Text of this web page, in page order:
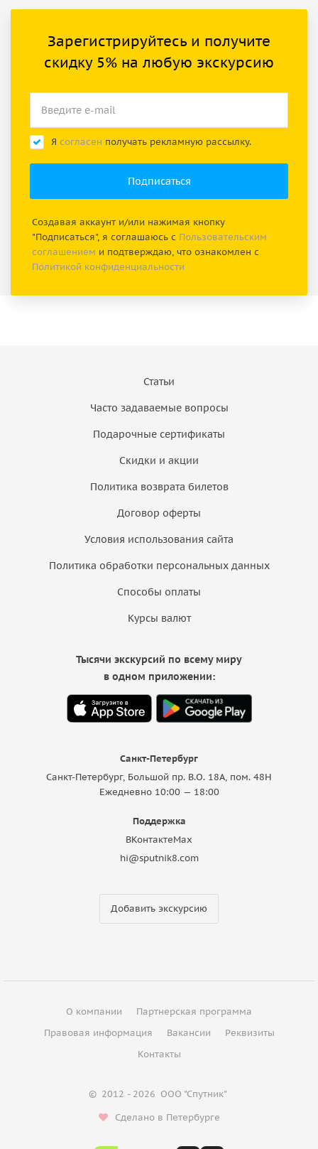
Зарегистрируйтесь и получите
скидку 5% на любую экскурсию
Я согласен получать рекламную рассылку.
Создавая аккаунт и/или нажимая кнопку
"Подписаться", я соглашаюсь с Пользовательским
соглашением и подтверждаю, что ознакомлен с
Политикой конфиденциальности
Статьи
Часто задаваемые вопросы
Подарочные сертификаты
Скидки и акции
Политика возврата билетов
Договор оферты
Условия использования сайта
Политика обработки персональных данных
Способы оплаты
Курсы валют
Санкт-Петербург
Санкт-Петербург, Большой пр. В.О. 18A, пом. 48Н
Ежедневно 10:00 — 18:00
Поддержка
ВКонтактеMax
hi@sputnik8.com
Добавить экскурсию
Тысячи экскурсий по всему миру
в одном приложении:
О компании
Партнерская программа
Правовая информация
Вакансии
Реквизиты
Контакты
© 2012 - 2026 ООО "Спутник"
Сделано в Петербурге